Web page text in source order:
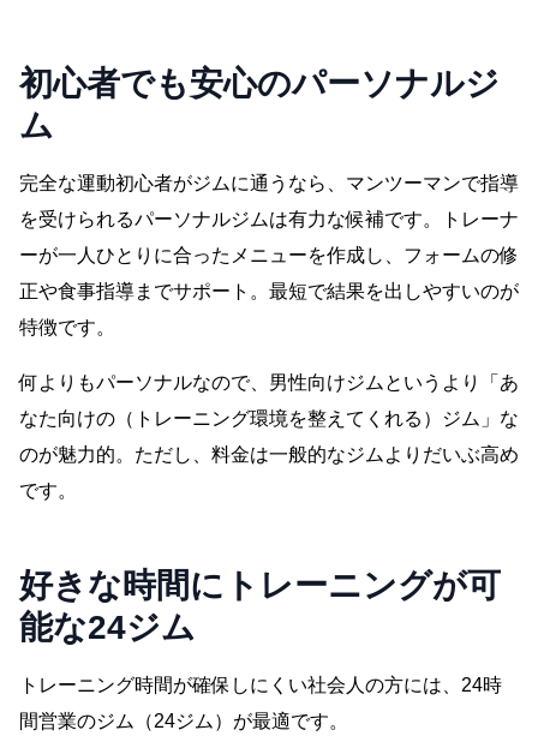
初心者でも安心のパーソナルジ
ム
完全な運動初心者がジムに通うなら、マンツーマンで指導
を受けられるパーソナルジムは有力な候補です。
トレーナ
ーが一人ひとりに合ったメニューを作成し、フォームの修
正や食事指導までサポート。最短で結果を出しやすいのが
特徴です。
何よりもパーソナルなので、男性向けジムというより「あ
なた向けの（トレーニング環境を整えてくれる）ジム」な
のが魅力的。 ただし、料金は一般的なジムよりだいぶ高め
です。
好きな時間にトレーニングが可
能な24ジム
トレーニング時間が確保しにくい社会人の方には、24時
間営業のジム（24ジム）が最適です。